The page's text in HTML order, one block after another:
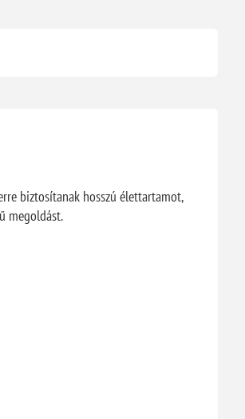
biztosítanak hosszú élettartamot,
megoldást.